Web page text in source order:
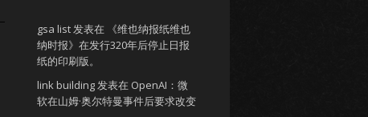
gsa list发表在
《维也纳报纸维也
纳时报》在发行320年后停止日报
纸的印刷版。
link building发表在 OpenAI：微
软在山姆·奥尔特曼事件后要求改变